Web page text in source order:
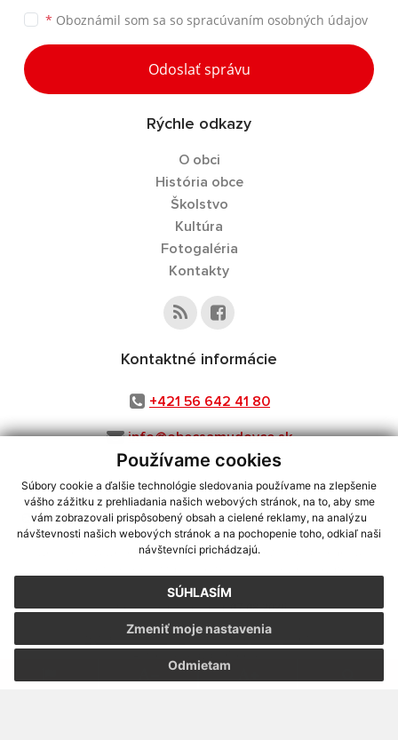
Používame cookies
Súbory cookie a ďalšie technológie sledovania používame na zlepšenie
vášho zážitku z prehliadania našich webových stránok, na to, aby sme
vám zobrazovali prispôsobený obsah a cielené reklamy, na analýzu
návštevnosti našich webových stránok a na pochopenie toho, odkiaľ naši
návštevníci prichádzajú.
SÚHLASÍM
Odmietam
Zmeniť moje nastavenia
* Oboznámil som sa so spracúvaním osobných údajov
Odoslať správu
Rýchle odkazy
O obci
História obce
Školstvo
Kultúra
Fotogaléria
Kontakty
Kontaktné informácie
+421 56 642 41 80
info@obecsamudovce.sk
využite možnosť získavania aktuálnych informácií s využitím RSS
CMS systém (redakčný) systém ECHELON 2,Mapa stránok,web portál
webex.digital, s.r.o.,domény,registrácia domény
Posledná aktualizácia:07.08.2026
Vytlačiť stránku|Vyhlásenie o prístupnosti